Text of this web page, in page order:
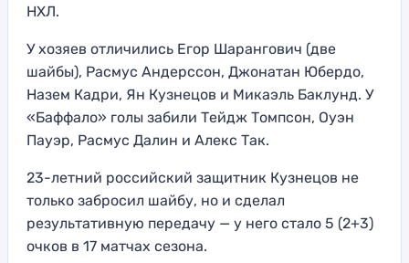
НХЛ.
У хозяев отличились Егор Шарангович (две
шайбы), Расмус Андерссон, Джонатан Юбердо,
Назем Кадри, Ян Кузнецов и Микаэль Баклунд. У
«Баффало» голы забили Тейдж Томпсон, Оуэн
Пауэр, Расмус Далин и Алекс Так.
23-летний российский защитник Кузнецов не
только забросил шайбу, но и сделал
результативную передачу — у него стало 5 (2+3)
очков в 17 матчах сезона.